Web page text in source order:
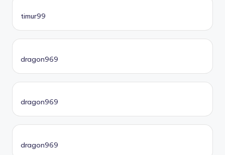
timur99
dragon969
dragon969
dragon969